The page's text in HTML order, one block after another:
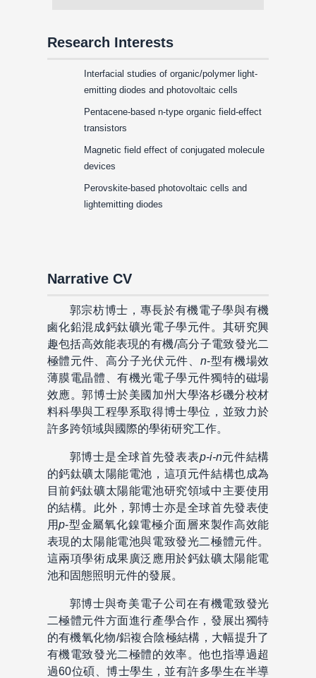
Research Interests
Interfacial studies of organic/polymer light-
emitting diodes and photovoltaic cells
Pentacene-based n-type organic field-effect
transistors
Magnetic field effect of conjugated molecule
devices
Perovskite-based photovoltaic cells and
lightemitting diodes
Narrative CV
郭宗枋博士，專長於有機電子學與有機
鹵化鉛混成鈣鈦礦光電子學元件。其研究興
趣包括高效能表現的有機/高分子電致發光二
極體元件、高分子光伏元件、 n-型有機場效
薄膜電晶體、有機光電子學元件獨特的磁場
效應。郭博士於美國加州大學洛杉磯分校材
料科學與工程學系取得博士學位，並致力於
許多跨領域與國際的學術研究工作。
郭博士是全球首先發表表p-i-n元件結構
的鈣鈦礦太陽能電池，這項元件結構也成為
目前鈣鈦礦太陽能電池研究領域中主要使用
的結構。此外，郭博士亦是全球首先發表使
用p-型金屬氧化鎳電極介面層來製作高效能
表現的太陽能電池與電致發光二極體元件。
這兩項學術成果廣泛應用於鈣鈦礦太陽能電
池和固態照明元件的發展。
郭博士與奇美電子公司在有機電致發光
二極體元件方面進行產學合作，發展出獨特
的有機氧化物/鋁複合陰極結構，大幅提升了
有機電致發光二極體的效率。他也指導過超
過60位碩、博士學生，並有許多學生在半導